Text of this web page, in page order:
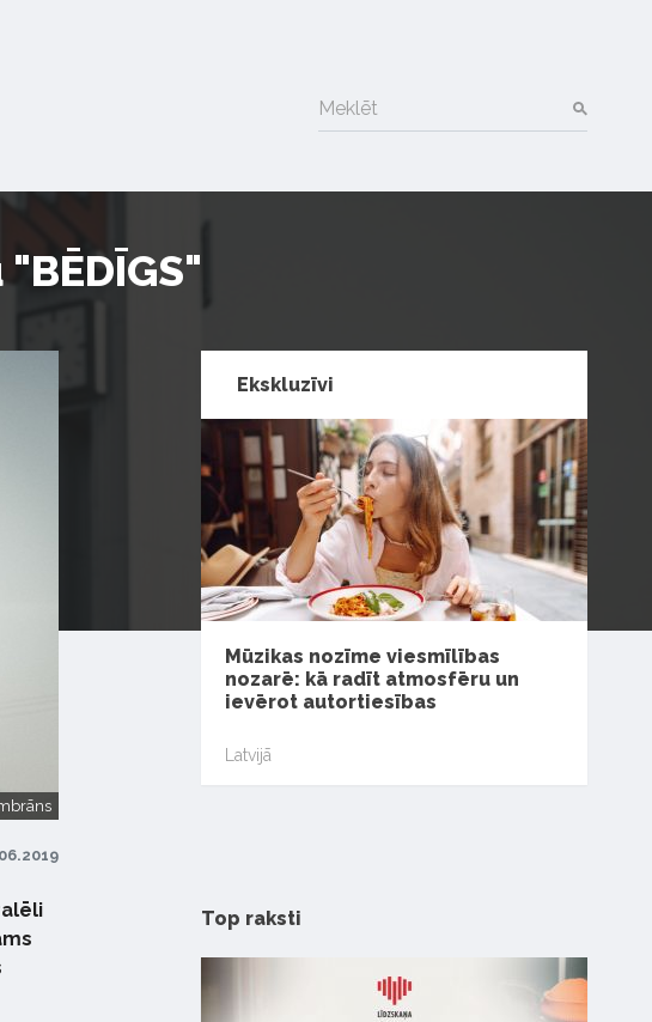
Meklēt
Ekskluzīvi
Mūzikas nozīme viesmīlības
nozarē: kā radīt atmosfēru un
ievērot autortiesības
Latvijā
Top raksti